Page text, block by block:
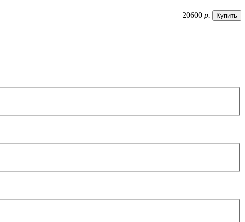
20600 р. Купить